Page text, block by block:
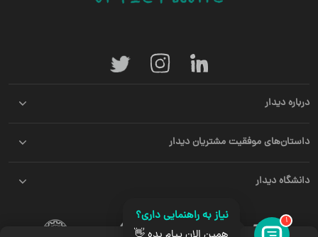
درباره دیدار
داستان‌های موفقیت مشتریان دیدار
دانشگاه دیدار
نیاز به راهنمایی داری؟
1